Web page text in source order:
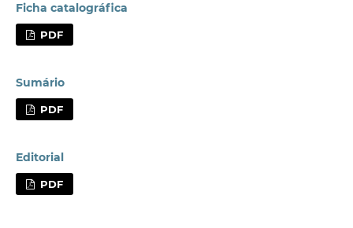
Ficha catalográfica
PDF
Sumário
PDF
Editorial
PDF